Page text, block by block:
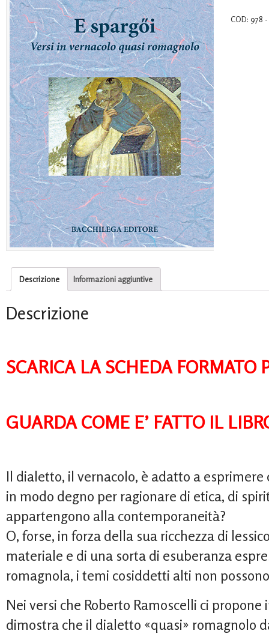
quantità
COD:978
Descrizione Informazioni aggiuntive
Descrizione
SCARICA LA SCHEDA FORMATO
GUARDA COME E’ FATTO IL
Il dialetto, il vernacolo, è adatto a
in modo degno per ragionare di etica, di
appartengono alla contemporaneità?
O, forse, in forza della sua ricchezza di
materiale e di una sorta di esuberanza
romagnola, i temi cosiddetti alti non
Nei versi che Roberto Ramoscelli ci
dimostra che il dialetto «quasi» romagnolo